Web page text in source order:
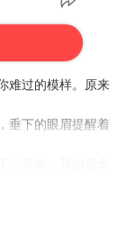
难过的模样。原来
垂下的眼眉提醒着
，原来，我的思念